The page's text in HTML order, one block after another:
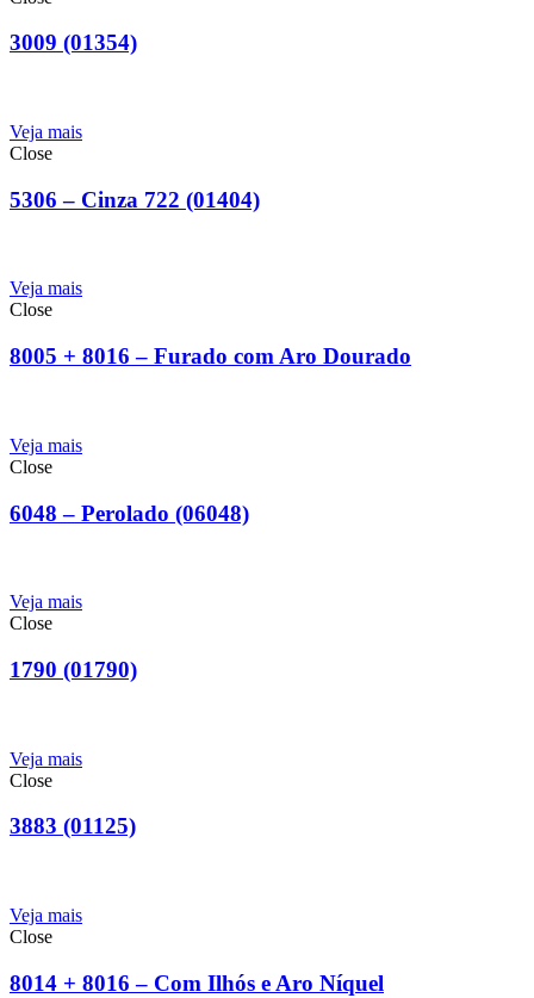
3009 (01354)
Veja mais
Close
5306 – Cinza 722 (01404)
Veja mais
Close
8005 + 8016 – Furado com Aro Dourado
Veja mais
Close
6048 – Perolado (06048)
Veja mais
Close
1790 (01790)
Veja mais
Close
3883 (01125)
Veja mais
Close
8014 + 8016 – Com Ilhós e Aro Níquel